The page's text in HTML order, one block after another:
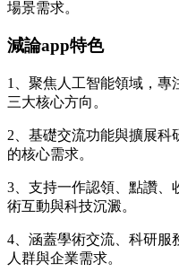
場景需求。
減論app特色
1、聚焦人工智能領域，專
三大核心方向。
2、基礎交流功能與擴展科
的核心需求。
3、支持一作認領、點讚、
術互動與科技沉澱。
4、涵蓋學術交流、科研服
人群與企業需求。